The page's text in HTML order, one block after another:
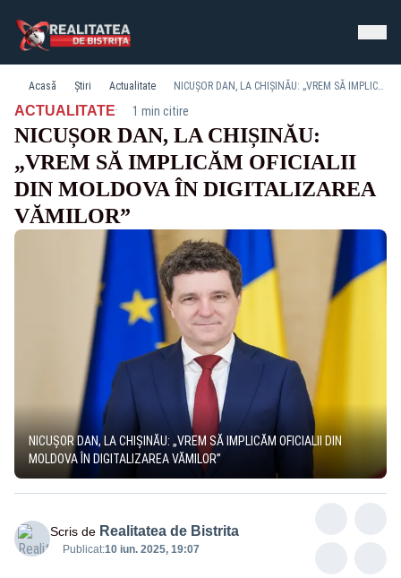
Acasă Știri Actualitate NICUȘOR DAN, LA CHIȘINĂU: „VREM SĂ IMPLICĂM OFICIALII DIN MOLDOVA ÎN DIGITALIZAREA VĂMILOR”
ACTUALITATE· 1 min citire
NICUȘOR DAN, LA CHIȘINĂU:
„VREM SĂ IMPLICĂM OFICIALII
DIN MOLDOVA ÎN DIGITALIZAREA
VĂMILOR”
NICUȘOR DAN, LA CHIȘINĂU: „VREM SĂ IMPLICĂM OFICIALII DIN
MOLDOVA ÎN DIGITALIZAREA VĂMILOR”
Scris de Realitatea de Bistrita
Publicat:10 iun. 2025, 19:07